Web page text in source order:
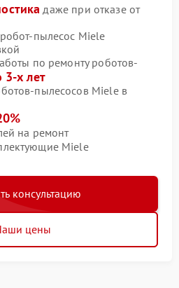
даже при отказе от
пылесос Miele
по ремонту роботов-
3-х лет
пылесосов Miele в
на ремонт
Miele
консультацию
цены